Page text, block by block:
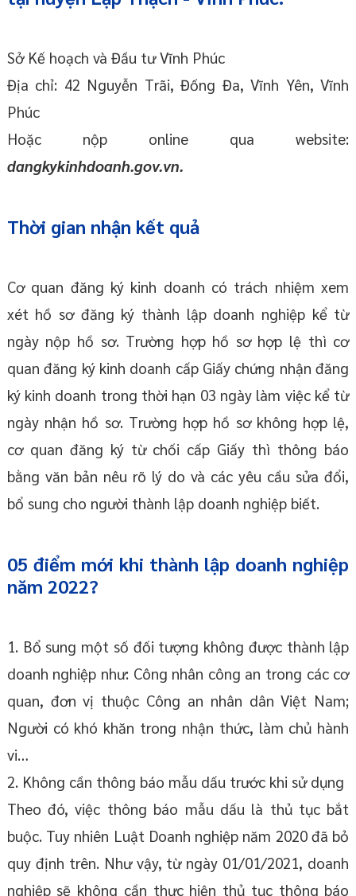
Sở Kế hoạch và Đầu tư Vĩnh Phúc
Địa chỉ: 42 Nguyễn Trãi, Đống Đa, Vĩnh Yên, Vĩnh
Phúc
Hoặc nộp online qua website:
dangkykinhdoanh.gov.vn.
Thời gian nhận kết quả
Cơ quan đăng ký kinh doanh có trách nhiệm xem
xét hồ sơ đăng ký thành lập doanh nghiệp kể từ
ngày nộp hồ sơ. Trường hợp hồ sơ hợp lệ thì cơ
quan đăng ký kinh doanh cấp Giấy chứng nhận đăng
ký kinh doanh trong thời hạn 03 ngày làm việc kể từ
ngày nhận hồ sơ. Trường hợp hồ sơ không hợp lệ,
cơ quan đăng ký từ chối cấp Giấy thì thông báo
bằng văn bản nêu rõ lý do và các yêu cầu sửa đổi,
bổ sung cho người thành lập doanh nghiệp biết.
05 điểm mới khi thành lập doanh nghiệp
năm 2022?
1. Bổ sung một số đối tượng không được thành lập
doanh nghiệp như: Công nhân công an trong các cơ
quan, đơn vị thuộc Công an nhân dân Việt Nam;
Người có khó khăn trong nhận thức, làm chủ hành
vi…
2. Không cần thông báo mẫu dấu trước khi sử dụng
Theo đó, việc thông báo mẫu dấu là thủ tục bắt
buộc. Tuy nhiên Luật Doanh nghiệp năm 2020 đã bỏ
quy định trên. Như vậy, từ ngày 01/01/2021, doanh
nghiệp sẽ không cần thực hiện thủ tục thông báo